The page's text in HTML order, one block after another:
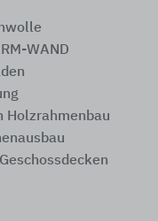
WAND
Holzrahmenbau